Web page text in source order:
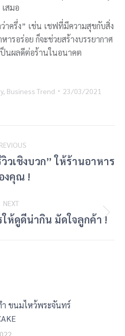
เสมอ
าครึ่ง” เช่น เชฟที่มีความสุขกับสิ่ง
ารอร่อย ก็จะช่วยสร้างบรรยากาศ
นผลดีต่อร้านในอนาคต
, Business Trend 23/03/2021
Previous
post:
วเชิงบวก” ให้ร้านอาหาร
งคุณ !
NEXT
Next
post:
ห้ดูดีน่ากิน มัดใจลูกค้า !
ขนมไหว้พระจันทร์